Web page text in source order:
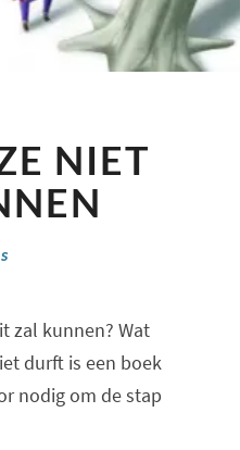
NIET
zal kunnen? Wat
durft is een boek
nodig om de stap